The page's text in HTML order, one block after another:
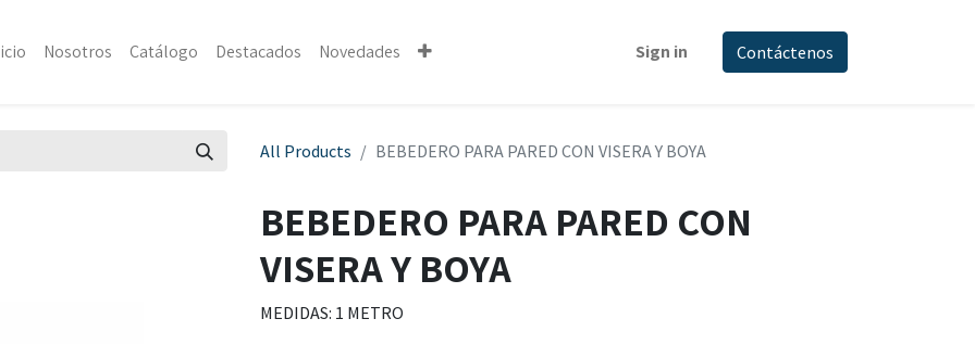
Nosotros Catálogo Destacados Novedades Sign in Contáctenos
All Products BEBEDERO PARA PARED CON VISERA Y BOYA
BEBEDERO PARA PARED CON
VISERA Y BOYA
MEDIDAS: 1 METRO